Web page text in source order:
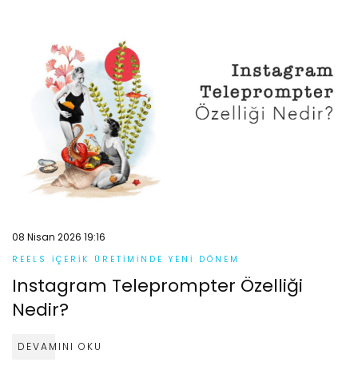
08 Nisan 2026 19:16
REELS İÇERIK ÜRETIMINDE YENI DÖNEM
Instagram Teleprompter Özelliği
Nedir?
DEVAMINI OKU